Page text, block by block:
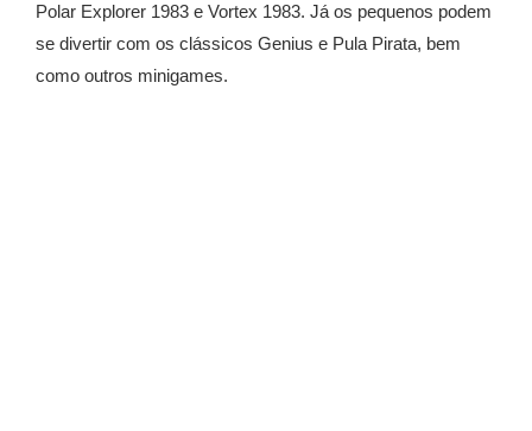
Polar Explorer 1983 e Vortex 1983. Já os pequenos podem
se divertir com os clássicos Genius e Pula Pirata, bem
como outros minigames.